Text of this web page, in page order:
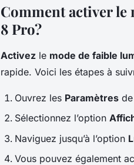
Comment activer le
8 Pro?
Activez le mode de faible
rapide. Voici les étapes à
Ouvrez les Paramètres
Sélectionnez l’option
Naviguez jusqu’à l’option
Vous pouvez également